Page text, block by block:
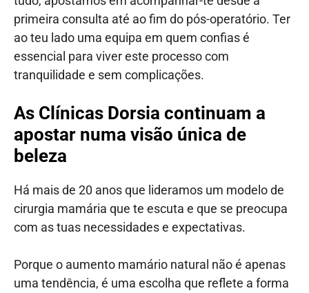
primeira consulta até ao fim do pós-operatório. Ter
ao teu lado uma equipa em quem confias é
essencial para viver este processo com
tranquilidade e sem complicações.
As Clínicas Dorsia continuam a
apostar numa visão única de
beleza
Há mais de 20 anos que lideramos um modelo de
cirurgia mamária que te escuta e que se preocupa
com as tuas necessidades e expectativas.
Porque o aumento mamário natural não é apenas
uma tendência, é uma escolha que reflete a forma